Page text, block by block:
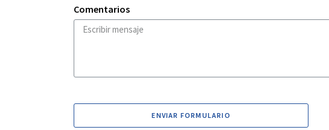
Comentarios
ENVIAR FORMULARIO